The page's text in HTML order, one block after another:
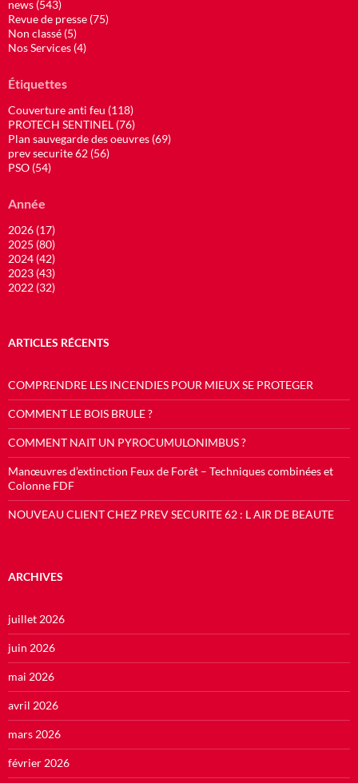
news (543)
Revue de presse (75)
Non classé (5)
Nos Services (4)
Étiquettes
Couverture anti feu (118)
PROTECH SENTINEL (76)
Plan sauvegarde des oeuvres (69)
prev securite 62 (56)
PSO (54)
Année
2026 (17)
2025 (80)
2024 (42)
2023 (43)
2022 (32)
ARTICLES RÉCENTS
COMPRENDRE LES INCENDIES POUR MIEUX SE PROTEGER
COMMENT LE BOIS BRULE ?
COMMENT NAIT UN PYROCUMULONIMBUS ?
Manœuvres d’extinction Feux de Forêt – Techniques combinées et
Colonne FDF
NOUVEAU CLIENT CHEZ PREV SECURITE 62 : L AIR DE BEAUTE
ARCHIVES
juillet 2026
juin 2026
mai 2026
avril 2026
mars 2026
février 2026